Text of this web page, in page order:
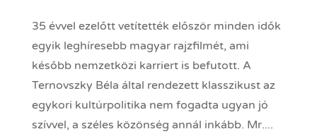
35 évvel ezelőtt vetítették először minden idők
egyik leghíresebb magyar rajzfilmét, ami
később nemzetközi karriert is befutott. A
Ternovszky Béla által rendezett klasszikust az
egykori kultúrpolitika nem fogadta ugyan jó
szívvel, a széles közönség annál inkább. Mr....